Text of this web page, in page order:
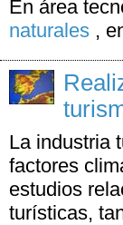
En área
naturales ,
La industria
factores
estudios
turísticas,